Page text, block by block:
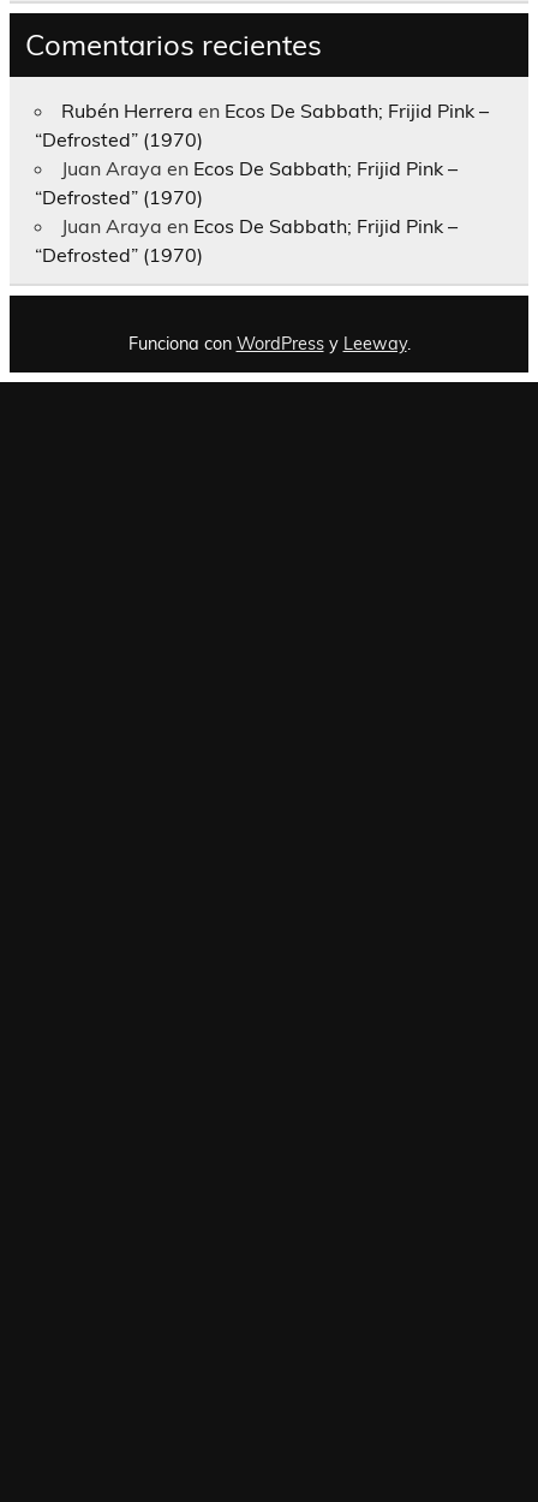
Comentarios recientes
Rubén Herrera en Ecos De Sabbath; Frijid Pink –
“Defrosted” (1970)
Juan Araya en Ecos De Sabbath; Frijid Pink –
“Defrosted” (1970)
Juan Araya en Ecos De Sabbath; Frijid Pink –
“Defrosted” (1970)
Funciona con WordPressy Leeway.